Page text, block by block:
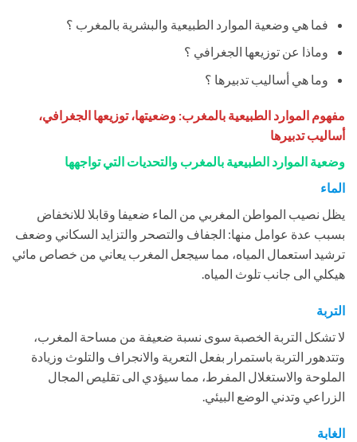
فما هي وضعية الموارد الطبيعية والبشرية بالمغرب ؟
وماذا عن توزيعها الجغرافي ؟
وما هي أساليب تدبيرها ؟
مفهوم الموارد الطبيعية بالمغرب: وضعيتها، توزيعها الجغرافي،
أساليب تدبيرها
وضعية الموارد الطبيعية بالمغرب والتحديات التي تواجهها
الماء
يظل نصيب المواطن المغربي من الماء ضعيفا وقابلا للانخفاض
بسبب عدة عوامل منها: الجفاف والتصحر والتزايد السكاني وضعف
ترشيد استعمال المياه، مما سيجعل المغرب يعاني من خصاص مائي
هيكلي الى جانب تلوث المياه.
التربة
لا تشكل التربة الخصبة سوى نسبة ضعيفة من مساحة المغرب،
وتتدهور التربة باستمرار بفعل التعرية والانجراف والتلوث وزيادة
الملوحة والاستغلال المفرط، مما سيؤدي الى تقليص المجال
الزراعي وتدني الوضع البيئي.
الغابة